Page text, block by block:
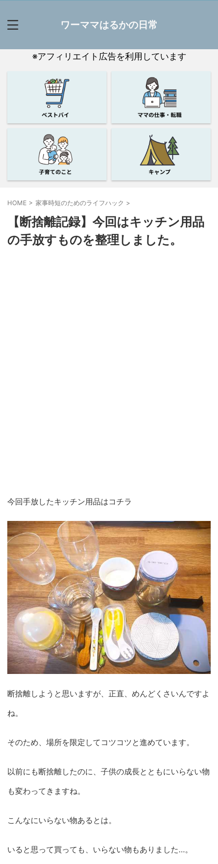
ワーママはるかの日常
※アフィリエイト広告を利用しています
HOME > 家事時短のためのライフハック >
【断捨離記録】今回はキッチン用品
の手放すものを整理しました。
今回手放したキッチン用品はコチラ
断捨離しようと思いますが、正直、めんどくさいんですよ
ね。
そのため、場所を限定してコツコツと進めています。
以前にも断捨離したのに、子供の成長とともにいらない物
も変わってきますね。
こんなにいらない物あるとは。
いると思って買っても、いらない物もありました…。